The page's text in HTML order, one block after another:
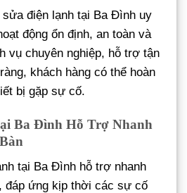
sửa điện lạnh tại Ba Đình uy
động ổn định, an toàn và
vụ chuyên nghiệp, hỗ trợ tận
khách hàng có thể hoàn
bị gặp sự cố.
Ba Đình Hỗ Trợ Nhanh
tại Ba Đình hỗ trợ nhanh
đáp ứng kịp thời các sự cố